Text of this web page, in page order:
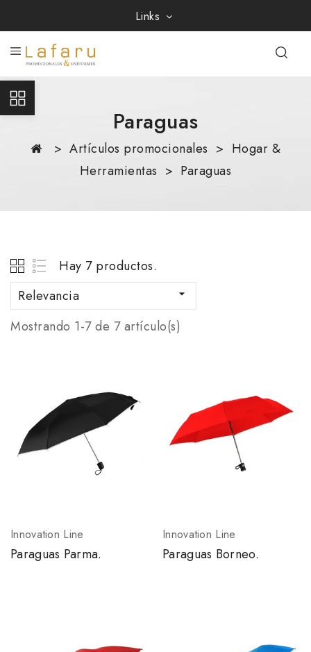
Links
Paraguas
Artículos promocionales
Hogar &
Herramientas
Paraguas
Hay 7 productos.
Relevancia

Mostrando 1-7 de 7 artículo(s)
Innovation Line
Paraguas Parma.
Innovation Line
Paraguas Borneo.